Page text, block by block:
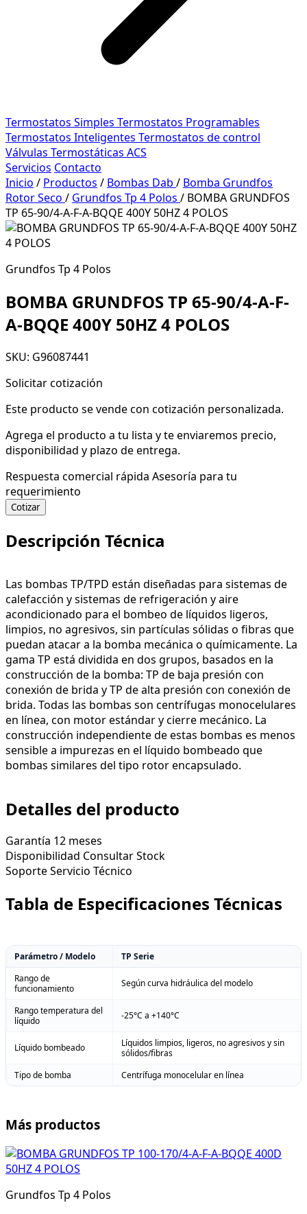
Termostatos Simples Termostatos Programables
Termostatos Inteligentes Termostatos de control
Válvulas Termostáticas ACS
Servicios Contacto
Inicio / Productos / Bombas Dab / Bomba Grundfos
Rotor Seco / Grundfos Tp 4 Polos / BOMBA GRUNDFOS
TP 65-90/4-A-F-A-BQQE 400Y 50HZ 4 POLOS
Grundfos Tp 4 Polos
BOMBA GRUNDFOS TP 65-90/4-A-F-
A-BQQE 400Y 50HZ 4 POLOS
SKU: G96087441
Solicitar cotización
Este producto se vende con cotización personalizada.
Agrega el producto a tu lista y te enviaremos precio,
disponibilidad y plazo de entrega.
Respuesta comercial rápida Asesoría para tu
requerimiento
Cotizar
Descripción Técnica
Las bombas TP/TPD están diseñadas para sistemas de
calefacción y sistemas de refrigeración y aire
acondicionado para el bombeo de líquidos ligeros,
limpios, no agresivos, sin partículas sólidas o fibras que
puedan atacar a la bomba mecánica o químicamente. La
gama TP está dividida en dos grupos, basados en la
construcción de la bomba: TP de baja presión con
conexión de brida y TP de alta presión con conexión de
brida. Todas las bombas son centrífugas monocelulares
en línea, con motor estándar y cierre mecánico. La
construcción independiente de estas bombas es menos
sensible a impurezas en el líquido bombeado que
bombas similares del tipo rotor encapsulado.
Detalles del producto
Garantía 12 meses
Disponibilidad Consultar Stock
SoporteServicio Técnico
Tabla de Especificaciones Técnicas
Parámetro / Modelo
TP Serie
Rango de
funcionamiento
Según curva hidráulica del modelo
Rango temperatura del
líquido
-25°C a +140°C
Líquido bombeado
Líquidos limpios, ligeros, no agresivos y sin
sólidos/fibras
Tipo de bomba
Centrífuga monocelular en línea
Más productos
Grundfos Tp 4 Polos